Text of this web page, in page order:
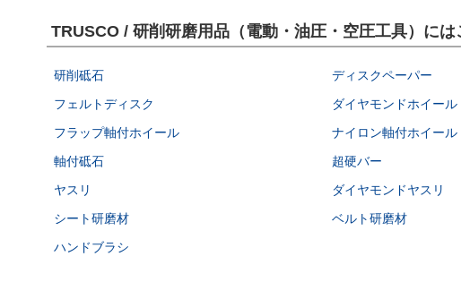
TRUSCO / 研削研磨用品（電動・油圧・空圧工具）には
研削砥石 ディスクペーパー
フェルトディスク
ダイヤモンドホイール
フラップ軸付ホイール
ナイロン軸付ホイール
軸付砥石
超硬バー
ヤスリ
ダイヤモンドヤスリ
シート研磨材
ベルト研磨材
ハンドブラシ